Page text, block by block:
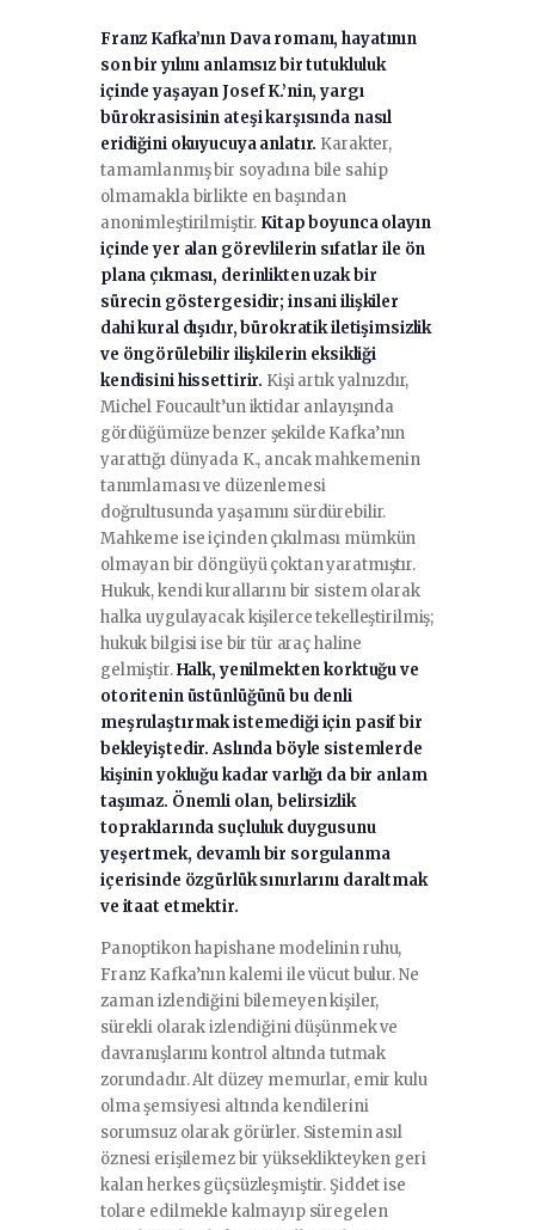
Franz Kafka’nın Dava romanı, hayatının
son bir yılını anlamsız bir tutukluluk
içinde yaşayan Josef K.’nin, yargı
bürokrasisinin ateşi karşısında nasıl
eridiğini okuyucuya anlatır. Karakter,
tamamlanmış bir soyadına bile sahip
olmamakla birlikte en başından
anonimleştirilmiştir. Kitap boyunca olayın
içinde yer alan görevlilerin sıfatlar ile ön
plana çıkması, derinlikten uzak bir
sürecin göstergesidir; insani ilişkiler
dahi kural dışıdır, bürokratik iletişimsizlik
ve öngörülebilir ilişkilerin eksikliği
kendisini hissettirir. Kişi artık yalnızdır,
Michel Foucault’un iktidar anlayışında
gördüğümüze benzer şekilde Kafka’nın
yarattığı dünyada K., ancak mahkemenin
tanımlaması ve düzenlemesi
doğrultusunda yaşamını sürdürebilir.
Mahkeme ise içinden çıkılması mümkün
olmayan bir döngüyü çoktan yaratmıştır.
Hukuk, kendi kurallarını bir sistem olarak
halka uygulayacak kişilerce tekelleştirilmiş;
hukuk bilgisi ise bir tür araç haline
gelmiştir.Halk, yenilmekten korktuğu ve
otoritenin üstünlüğünü bu denli
meşrulaştırmak istemediği için pasif bir
bekleyiştedir. Aslında böyle sistemlerde
kişinin yokluğu kadar varlığı da bir anlam
taşımaz. Önemli olan, belirsizlik
topraklarında suçluluk duygusunu
yeşertmek, devamlı bir sorgulanma
içerisinde özgürlük sınırlarını daraltmak
ve itaat etmektir.
Panoptikon hapishane modelinin ruhu,
Franz Kafka’nın kalemi ile vücut bulur. Ne
zaman izlendiğini bilemeyen kişiler,
sürekli olarak izlendiğini düşünmek ve
davranışlarını kontrol altında tutmak
zorundadır. Alt düzey memurlar, emir kulu
olma şemsiyesi altında kendilerini
sorumsuz olarak görürler. Sistemin asıl
öznesi erişilemez bir yükseklikteyken geri
kalan herkes güçsüzleşmiştir. Şiddet ise
tolare edilmekle kalmayıp süregelen